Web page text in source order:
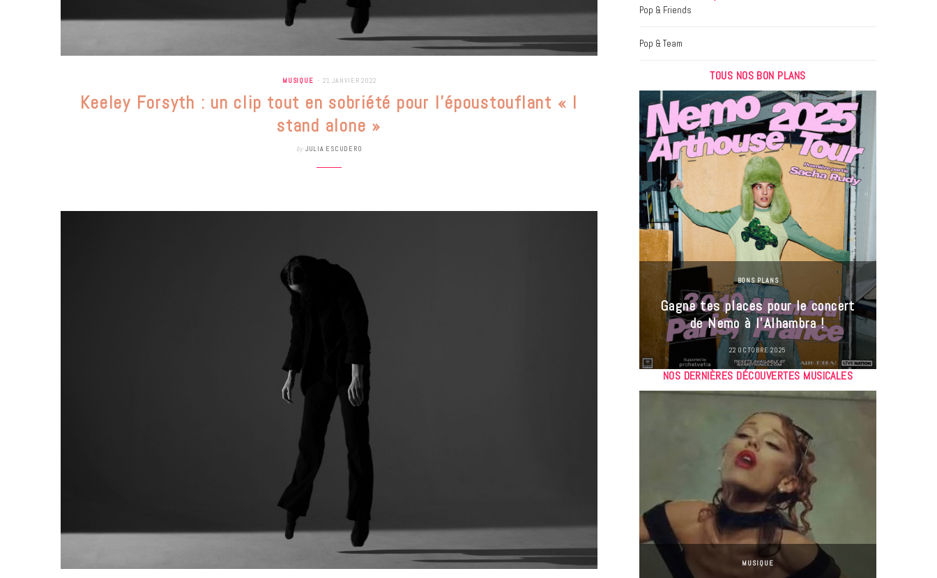
MUSIQUE 21 JANVIER 2022
Keeley Forsyth : un clip tout en sobriété pour l’époustouflant « I
stand alone »
by JULIA ESCUDERO
Pop & Friends
Pop & Team
TOUS NOS BON PLANS
BONS PLANS
Gagne tes places pour le concert
de Nemo à l’Alhambra !
22 OCTOBRE 2025
NOS DERNIÈRES DÉCOUVERTES MUSICALES
MUSIQUE